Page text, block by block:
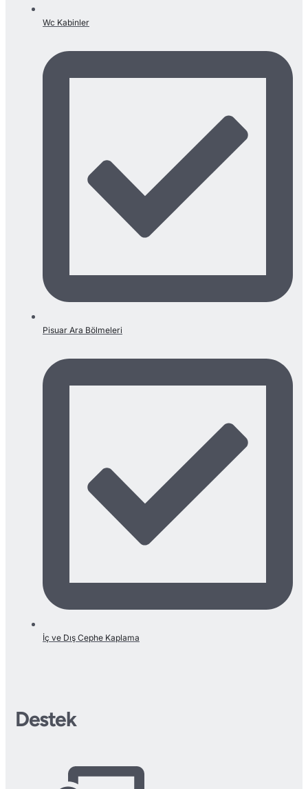
Wc Kabinler
Pisuar Ara Bölmeleri
İç ve Dış Cephe Kaplama
Destek